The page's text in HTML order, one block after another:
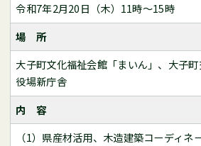
令和7年2月20日（木）11時～15時
場 所
大子町文化福祉会館「まいん」、大子
役場新庁舎
内 容
（1）県産材活用、木造建築コーディネ